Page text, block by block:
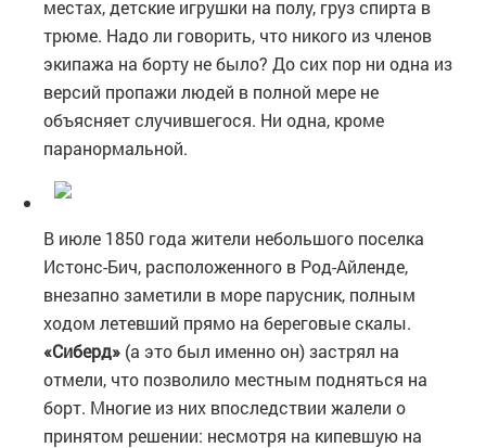
местах, детские игрушки на полу, груз спирта в
трюме. Надо ли говорить, что никого из членов
экипажа на борту не было? До сих пор ни одна из
версий пропажи людей в полной мере не
объясняет случившегося. Ни одна, кроме
паранормальной.
В июле 1850 года жители небольшого поселка
Истонс-Бич, расположенного в Род-Айленде,
внезапно заметили в море парусник, полным
ходом летевший прямо на береговые скалы.
«Сиберд» (а это был именно он) застрял на
отмели, что позволило местным подняться на
борт. Многие из них впоследствии жалели о
принятом решении: несмотря на кипевшую на